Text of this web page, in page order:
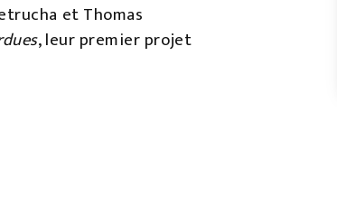
et Thomas
, leur premier projet